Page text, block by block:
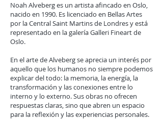
Noah Alveberg es un artista afincado en Oslo,
nacido en 1990. Es licenciado en Bellas Artes
por la Central Saint Martins de Londres y está
representado en la galería Galleri Fineart de
Oslo.
En el arte de Alveberg se aprecia un interés por
aquello que los humanos no siempre podemos
explicar del todo: la memoria, la energía, la
transformación y las conexiones entre lo
interno y lo externo. Sus obras no ofrecen
respuestas claras, sino que abren un espacio
para la reflexión y las experiencias personales.